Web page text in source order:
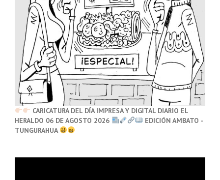
CARICATURA DEL DÍA IMPRESA Y DIGITAL DIARIO EL
HERALDO 06 DE AGOSTO 2026
EDICIÓN AMBATO -
TUNGURAHUA